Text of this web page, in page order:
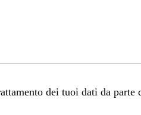
dei tuoi dati da parte